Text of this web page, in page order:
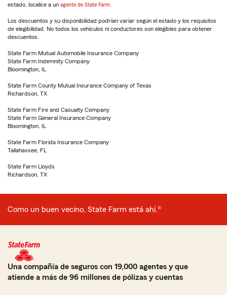
estado, localice a un agente de State Farm
Los descuentos y su disponibilidad podrían variar según el estado y los requisitos
de elegibilidad. No todos los vehículos ni conductores son elegibles para obtener
descuentos.
State Farm Mutual Automobile Insurance Company
State Farm Indemnity Company
Bloomington, IL
State Farm County Mutual Insurance Company of Texas
Richardson, TX
State Farm Fire and Casualty Company
State Farm General Insurance Company
Bloomington, IL
State Farm Florida Insurance Company
Tallahassee, FL
State Farm Lloyds
Richardson, TX
Como un buen vecino, State Farm está ahí.®
Una compañía de seguros con 19,000 agentes y que
atiende a más de 96 millones de pólizas y cuentas